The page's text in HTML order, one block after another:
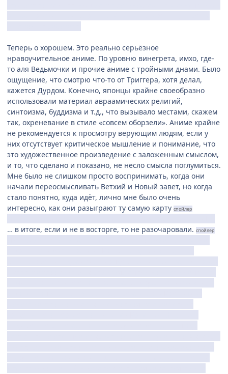
Теперь о хорошем. Это реально серьёзное
нравоучительное аниме. По уровню винегрета, имхо, где-
то аля Ведьмочки и прочие аниме с тройными днами. Было
ощущение, что смотрю что-то от Триггера, хотя делал,
кажется Дурдом. Конечно, японцы крайне своеобразно
использовали материал авраамических религий,
синтоизма, буддизма и т.д., что вызывало местами, скажем
так, охреневание в стиле «совсем оборзели». Аниме крайне
не рекомендуется к просмотру верующим людям, если у
них отсутствует критическое мышление и понимание, что
это художественное произведение с заложенным смыслом,
и то, что сделано и показано, не несло смысла поглумиться.
Мне было не слишком просто воспринимать, когда они
начали переосмысливать Ветхий и Новый завет, но когда
стало понятно, куда идёт, лично мне было очень
интересно, как они разыграют ту самую карту спойлер
… в итоге, если и не в восторге, то не разочаровали. спойлер